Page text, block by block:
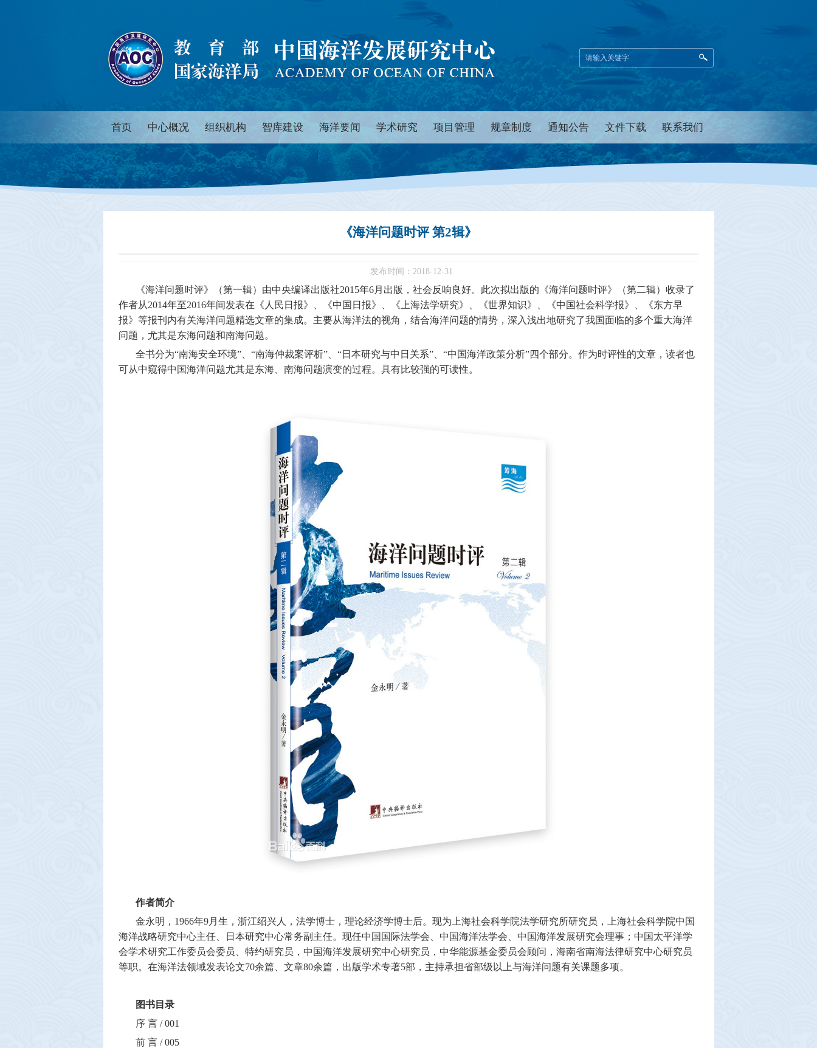
首页 中心概况 组织机构 智库建设 海洋要闻 学术研究 项目管理 规章制度 通知公告 文件下载 联系我们
《海洋问题时评 第2辑》
发布时间：2018-12-31
《海洋问题时评》（第一辑）由中央编译出版社2015年6月出版，社会反响良好。此次拟出版的《海洋问题时评》（第二辑）收录了
作者从2014年至2016年间发表在《人民日报》、《中国日报》、《上海法学研究》、《世界知识》、《中国社会科学报》、《东方早
报》等报刊内有关海洋问题精选文章的集成。主要从海洋法的视角，结合海洋问题的情势，深入浅出地研究了我国面临的多个重大海洋
问题，尤其是东海问题和南海问题。
全书分为“南海安全环境”、 “南海仲裁案评析”、 “日本研究与中日关系”、 “中国海洋政策分析”四个部分。作为时评性的文章，读者也
可从中窥得中国海洋问题尤其是东海、南海问题演变的过程。具有比较强的可读性。
作者简介
金永明， 1966年9月生，浙江绍兴人，法学博士，理论经济学博士后。现为上海社会科学院法学研究所研究员，上海社会科学院中国
海洋战略研究中心主任、日本研究中心常务副主任。现任中国国际法学会、中国海洋法学会、中国海洋发展研究会理事；中国太平洋学
会学术研究工作委员会委员、特约研究员，中国海洋发展研究中心研究员，中华能源基金委员会顾问，海南省南海法律研究中心研究员
等职。在海洋法领域发表论文70余篇、文章80余篇，出版学术专著5部，主持承担省部级以上与海洋问题有关课题多项。
图书目录
序 言/ 001
前 言/ 005